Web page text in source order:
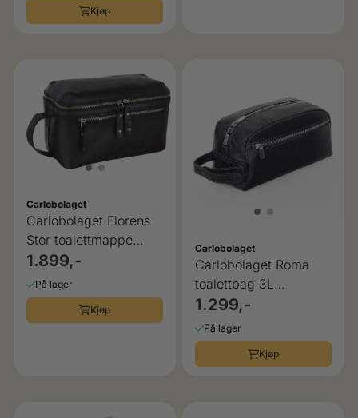
Kjøp
Carlobolaget
Carlobolaget Florens
Stor toalettmappe
høykvalitets skinn
1.899,-
På lager
Kjøp
Carlobolaget
Carlobolaget Roma
toalettbag 3L
høykvalitets skinn
1.299,-
På lager
Kjøp